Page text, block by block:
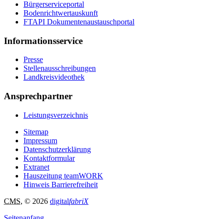
Bürgerserviceportal
Bodenrichtwertauskunft
FTAPI Dokumentenaustauschportal
Informationsservice
Presse
Stellenausschreibungen
Landkreisvideothek
Ansprechpartner
Leistungsverzeichnis
Sitemap
Impressum
Datenschutzerklärung
Kontaktformular
Extranet
Hauszeitung teamWORK
Hinweis Barrierefreiheit
CMS, © 2026 digitalfabriX